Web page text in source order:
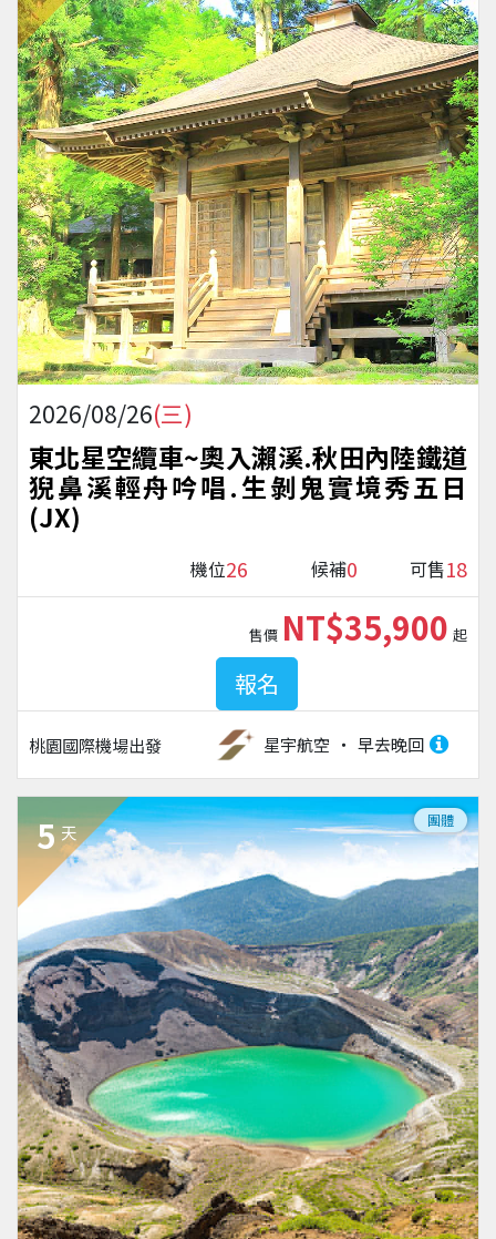
2026/08/26(三)
東北星空纜車~奧入瀨溪.秋田內陸鐵道
猊鼻溪輕舟吟唱.生剝鬼實境秀五日
(JX)
機位26 候補0 可售18
桃園國際機場出發 星宇航空 早去晚回
售價 NT$35,900 起
報名
5 天
團體